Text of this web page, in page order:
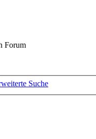
Forum
Suche